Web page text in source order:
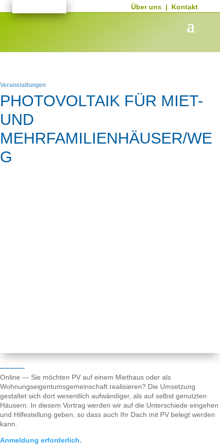
Über uns | Kontakt
Veranstaltungen
PHOTOVOLTAIK FÜR MIET-
UND
MEHRFAMILIENHÄUSER/WE
G
Online — Sie möchten PV auf einem Miethaus oder als
Wohnungseigentumsgemeinschaft realisieren? Die Umsetzung
gestaltet sich dort wesentlich aufwändiger, als auf selbst genutzten
Häusern. In diesem Vortrag werden wir auf die Unterschiede eingehen
und Hilfestellung geben, so dass auch Ihr Dach mit PV belegt werden
kann.
Anmeldung erforderlich.